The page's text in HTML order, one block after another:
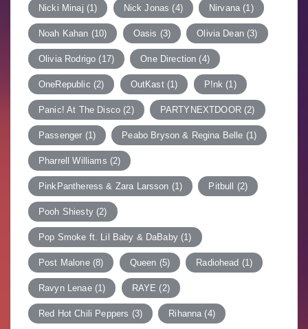
Nicki Minaj (1) Nick Jonas (4) Nirvana (1)
Noah Kahan (10) Oasis (3) Olivia Dean(3)
Olivia Rodrigo (17) One Direction (4)
OneRepublic (2) OutKast(1) P!nk (1)
Panic! At The Disco (2) PARTYNEXTDOOR(2)
Passenger (1) Peabo Bryson & Regina Belle (1)
Pharrell Williams (2)
PinkPantheress & Zara Larsson (1) Pitbull (2)
Pooh Shiesty(2)
Pop Smoke ft. Lil Baby & DaBaby(1)
Post Malone(8) Queen (5) Radiohead (1)
Ravyn Lenae(1) RAYE (2)
Red Hot Chili Peppers (3) Rihanna (4)